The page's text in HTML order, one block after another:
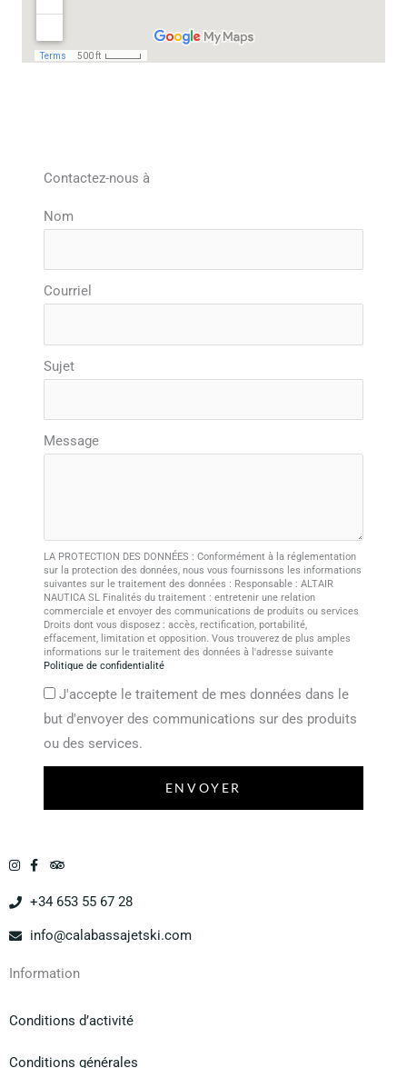
Contactez-nous à
Nom
Courriel
Sujet
Message
LA PROTECTION DES DONNÉES : Conformément à la réglementation
sur la protection des données, nous vous fournissons les informations
suivantes sur le traitement des données : Responsable : ALTAIR
NAUTICA SL Finalités du traitement : entretenir une relation
commerciale et envoyer des communications de produits ou services
Droits dont vous disposez : accès, rectification, portabilité,
effacement, limitation et opposition. Vous trouverez de plus amples
informations sur le traitement des données à l'adresse suivante
Politique de confidentialité
J'accepte le traitement de mes données dans le
but d'envoyer des communications sur des produits
ou des services.
ENVOYER
+34 653 55 67 28
info@calabassajetski.com
Information
Conditions d’activité
Conditions générales